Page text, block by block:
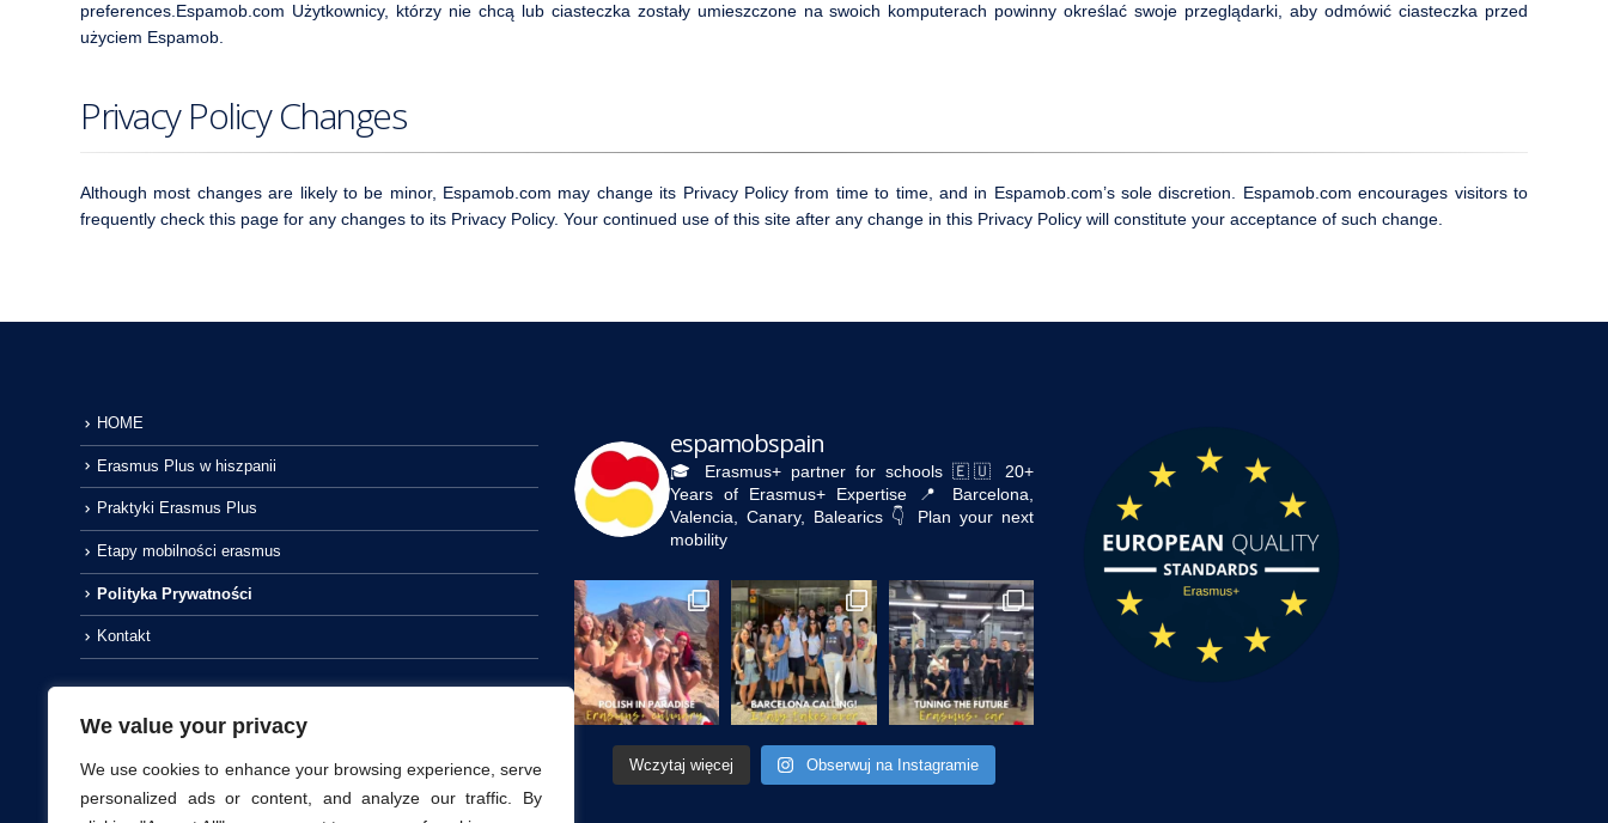
We value your privacy
We use cookies to enhance your browsing experience, serve
personalized ads or content, and analyze our traffic. By
preferences.Espamob.com Użytkownicy, którzy nie chcą lub ciasteczka zostały umieszczone na swoich komputerach powinny określać swoje przeglądarki, aby odmówić ciasteczka przed
użyciem Espamob.
Privacy Policy Changes
Although most changes are likely to be minor, Espamob.com may change its Privacy Policy from time to time, and in Espamob.com’s sole discretion. Espamob.com encourages visitors to
frequently check this page for any changes to its Privacy Policy. Your continued use of this site after any change in this Privacy Policy will constitute your acceptance of such change.
HOME
Erasmus Plus w hiszpanii
Praktyki Erasmus Plus
Etapy mobilności erasmus
Polityka Prywatności
Kontakt
espamobspain
🎓 Erasmus+ partner for schools🇪🇺 20+
Years of Erasmus+ Expertise 📍 Barcelona,
Valencia, Canary, Balearics 👇 Plan your next
mobility
Wczytaj więcej Obserwuj na Instagramie